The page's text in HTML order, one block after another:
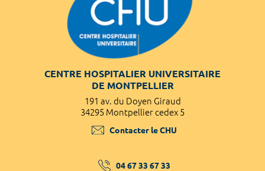
CENTRE HOSPITALIER UNIVERSITAIRE
DE MONTPELLIER
191 av. du Doyen Giraud
34295 Montpellier cedex 5
Contacter le CHU
04 67 33 67 33